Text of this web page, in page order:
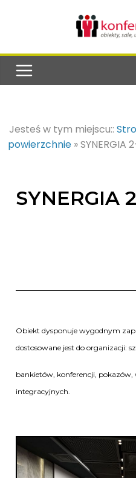
Jesteś w tym miejscu::
powierzchnie »SYNERGIA
SYNERGIA
Obiekt dysponuje wygodnym
dostosowane jest do organizacji:
bankietów, konferencji,
integracyjnych.